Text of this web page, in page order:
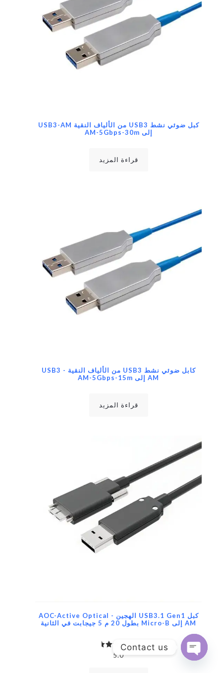
كبل ضوئي نشط USB3 من الألياف النقية USB3-AM
إلى AM-5Gbps-30m
قراءة المزيد
كابل ضوئي نشط USB3 من الألياف النقية USB3 -
AM إلى AM-5Gbps-15m
قراءة المزيد
كبل USB3.1 Gen1 الهجين AOC-Active Optical -
AM إلى Micro-B بطول 20 م 5 جيجابت في الثانية
تم التقييم
5.0
Contact us